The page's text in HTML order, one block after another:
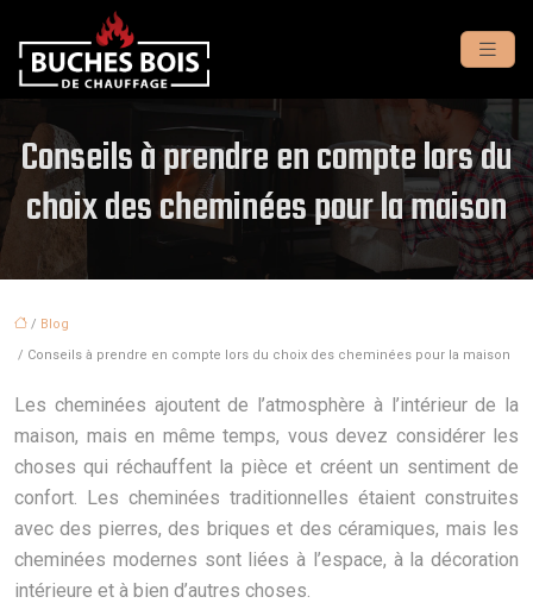
Conseils à prendre en compte lors du
choix des cheminées pour la maison
/ Blog
/ Conseils à prendre en compte lors du choix des cheminées pour la maison
Les cheminées ajoutent de l’atmosphère à l’intérieur de la
maison, mais en même temps, vous devez considérer les
choses qui réchauffent la pièce et créent un sentiment de
confort. Les cheminées traditionnelles étaient construites
avec des pierres, des briques et des céramiques, mais les
cheminées modernes sont liées à l’espace, à la décoration
intérieure et à bien d’autres choses.